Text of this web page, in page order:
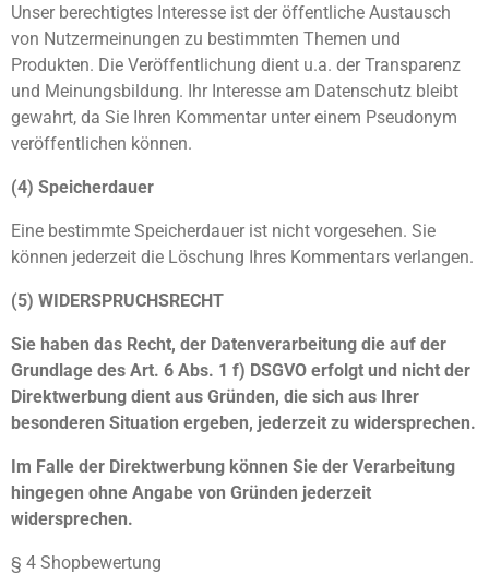
Unser berechtigtes Interesse ist der öffentliche Austausch
von Nutzermeinungen zu bestimmten Themen und
Produkten. Die Veröffentlichung dient u.a. der Transparenz
und Meinungsbildung. Ihr Interesse am Datenschutz bleibt
gewahrt, da Sie Ihren Kommentar unter einem Pseudonym
veröffentlichen können.
(4) Speicherdauer
Eine bestimmte Speicherdauer ist nicht vorgesehen. Sie
können jederzeit die Löschung Ihres Kommentars verlangen.
(5) WIDERSPRUCHSRECHT
Sie haben das Recht, der Datenverarbeitung die auf der
Grundlage des Art. 6 Abs. 1 f) DSGVO erfolgt und nicht der
Direktwerbung dient aus Gründen, die sich aus Ihrer
besonderen Situation ergeben, jederzeit zu widersprechen.
Im Falle der Direktwerbung können Sie der Verarbeitung
hingegen ohne Angabe von Gründen jederzeit
widersprechen.
§ 4 Shopbewertung